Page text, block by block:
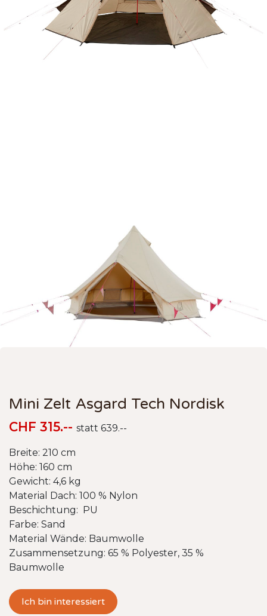
Mini Zelt Asgard Tech Nordisk
CHF 315.-- statt 639.--
Breite: 210 cm
Höhe: 160 cm
Gewicht: 4,6 kg
Material Dach: 100 % Nylon
Beschichtung: PU
Farbe: Sand
Material Wände: Baumwolle
Zusammensetzung: 65 % Polyester, 35 %
Baumwolle
Ich bin interessiert